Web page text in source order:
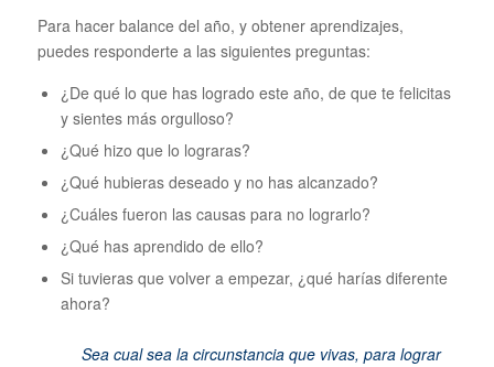
Para hacer balance del año, y obtener aprendizajes,
puedes responderte a las siguientes preguntas:
¿De qué lo que has logrado este año, de que te felicitas
y sientes más orgulloso?
¿Qué hizo que lo lograras?
¿Qué hubieras deseado y no has alcanzado?
¿Cuáles fueron las causas para no lograrlo?
¿Qué has aprendido de ello?
Si tuvieras que volver a empezar, ¿qué harías diferente
ahora?
Sea cual sea la circunstancia que vivas, para lograr